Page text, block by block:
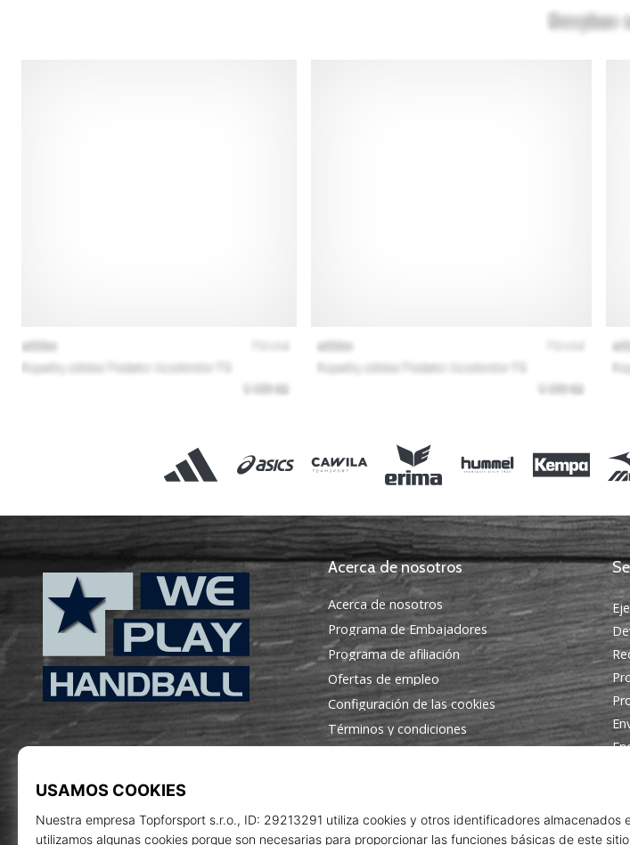
WePlayHandball.es
Acerca de nosotros
Acerca de nosotros
Programa de Embajadores
Programa de afiliación
Ofertas de empleo
Configuración de las cookies
Términos y condiciones